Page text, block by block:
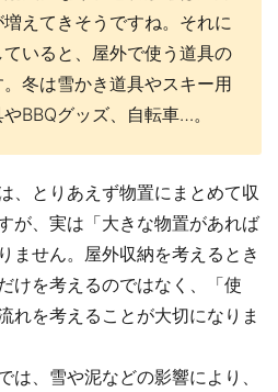
えてきそうですね。それに
いると、屋外で使う道具の
冬は雪かき道具やスキー用
BBQグッズ、自転車…。
、とりあえず物置にまとめて収
が、実は「大きな物置があれば
ません。屋外収納を考えるとき
けを考えるのではなく、「使
れを考えることが大切になりま
は、雪や泥などの影響により、